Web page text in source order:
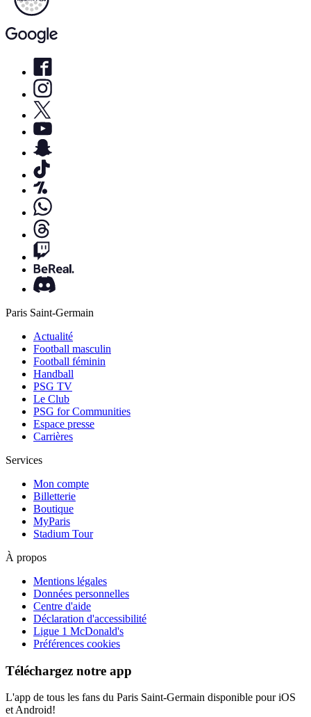
Paris Saint-Germain
Actualité
Football masculin
Football féminin
Handball
PSG TV
Le Club
PSG for Communities
Espace presse
Carrières
Services
Mon compte
Billetterie
Boutique
MyParis
Stadium Tour
À propos
Mentions légales
Données personnelles
Centre d'aide
Déclaration d'accessibilité
Ligue 1 McDonald's
Préférences cookies
Téléchargez notre app
L'app de tous les fans du Paris Saint-Germain disponible pour iOS
et Android!